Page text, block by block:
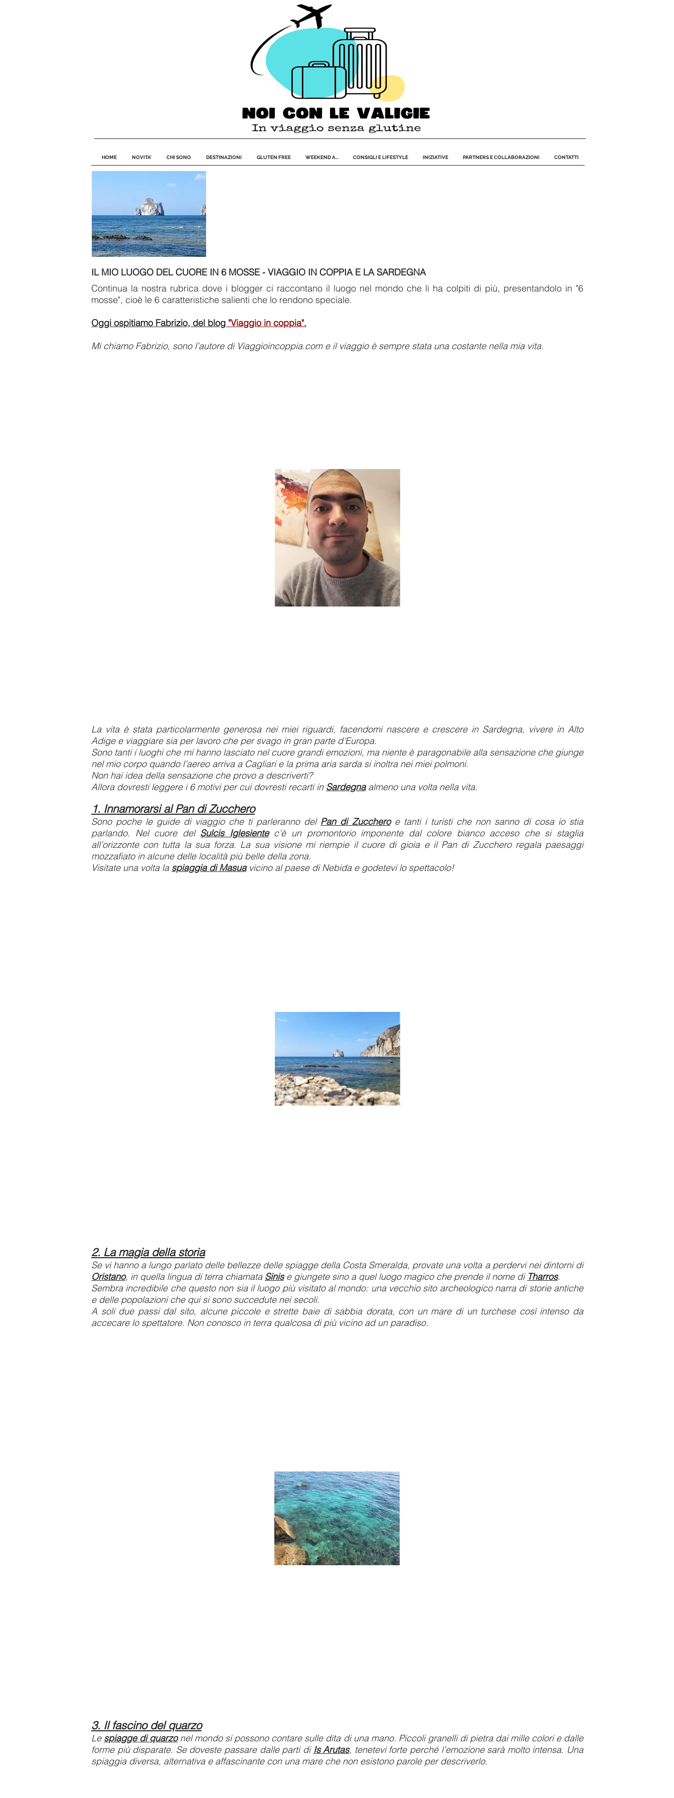
IL MIO LUOGO DEL CUORE IN 6 MOSSE - VIAGGIO IN COPPIA E LA SARDEGNA
Continua la nostra rubrica dove i blogger ci raccontano il luogo nel mondo che li ha colpiti di più, presentandolo in "6
mosse", cioè le 6 caratteristiche salienti che lo rendono speciale.
Oggi ospitiamo Fabrizio, del blog "Viaggio in coppia".
Mi chiamo Fabrizio, sono l’autore di Viaggioincoppia.com e il viaggio è sempre stata una costante nella mia vita.
La vita è stata particolarmente generosa nei miei riguardi, facendomi nascere e crescere in Sardegna, vivere in Alto
Adige e viaggiare sia per lavoro che per svago in gran parte d’Europa.
Sono tanti i luoghi che mi hanno lasciato nel cuore grandi emozioni, ma niente è paragonabile alla sensazione che giunge
nel mio corpo quando l’aereo arriva a Cagliari e la prima aria sarda si inoltra nei miei polmoni.
Non hai idea della sensazione che provo a descriverti?
Allora dovresti leggere i 6 motivi per cui dovresti recarti in Sardegnaalmeno una volta nella vita.
1. Innamorarsi al Pan di Zucchero
Sono poche le guide di viaggio che ti parleranno del Pan di Zuccheroe tanti i turisti che non sanno di cosa io stia
parlando. Nel cuore del Sulcis Iglesientec’è un promontorio imponente dal colore bianco acceso che si staglia
all’orizzonte con tutta la sua forza. La sua visione mi riempie il cuore di gioia e il Pan di Zucchero regala paesaggi
mozzafiato in alcune delle località più belle della zona.
Visitate una volta la spiaggia di Masuavicino al paese di Nebida e godetevi lo spettacolo!
2. La magia della storia
Se vi hanno a lungo parlato delle bellezze delle spiagge della Costa Smeralda, provate una volta a perdervi nei dintorni di
Oristano, in quella lingua di terra chiamata Sinise giungete sino a quel luogo magico che prende il nome di Tharros.
Sembra incredibile che questo non sia il luogo più visitato al mondo: una vecchio sito archeologico narra di storie antiche
e delle popolazioni che qui si sono succedute nei secoli.
A soli due passi dal sito, alcune piccole e strette baie di sabbia dorata, con un mare di un turchese così intenso da
accecare lo spettatore. Non conosco in terra qualcosa di più vicino ad un paradiso.
3. Il fascino del quarzo
Le spiagge di quarzonel mondo si possono contare sulle dita di una mano. Piccoli granelli di pietra dai mille colori e dalle
forme più disparate. Se doveste passare dalle parti di Is Arutas, tenetevi forte perché l’emozione sarà molto intensa. Una
spiaggia diversa, alternativa e affascinante con una mare che non esistono parole per descriverlo.
HOME NOVITA' CHI SONO DESTINAZIONI GLUTEN FREE WEEKEND A... CONSIGLI E LIFESTYLE INIZIATIVE PARTNERS E COLLABORAZIONI CONTATTI